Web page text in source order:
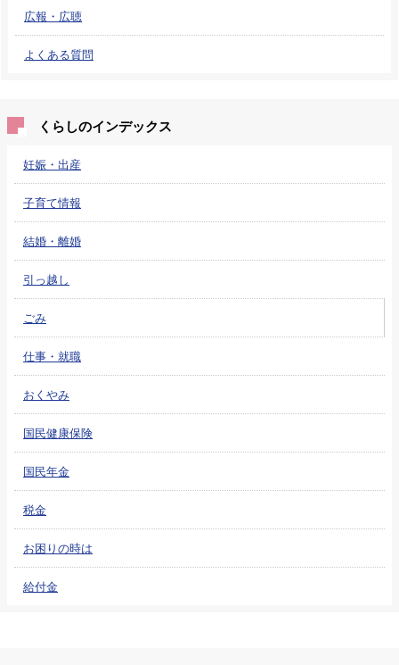
広報・広聴
よくある質問
くらしのインデックス
妊娠・出産
子育て情報
結婚・離婚
引っ越し
ごみ
仕事・就職
おくやみ
国民健康保険
国民年金
税金
お困りの時は
給付金